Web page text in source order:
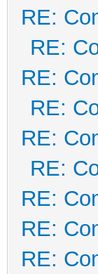
RE:
RE:
RE:
RE:
RE:
RE:
RE:
RE:
RE: